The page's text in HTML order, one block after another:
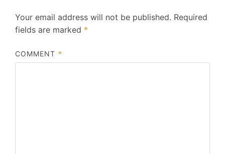
Your email address will not be published. Required
fields are marked *
COMMENT *